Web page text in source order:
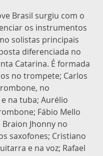
Brasil surgiu com o
os instrumentos
solistas principais
diferenciada no
Catarina. É formada
no trompete; Carlos
no
na tuba; Aurélio
Fábio Mello
Jhonny no
saxofones; Cristiano
e na voz; Rafael